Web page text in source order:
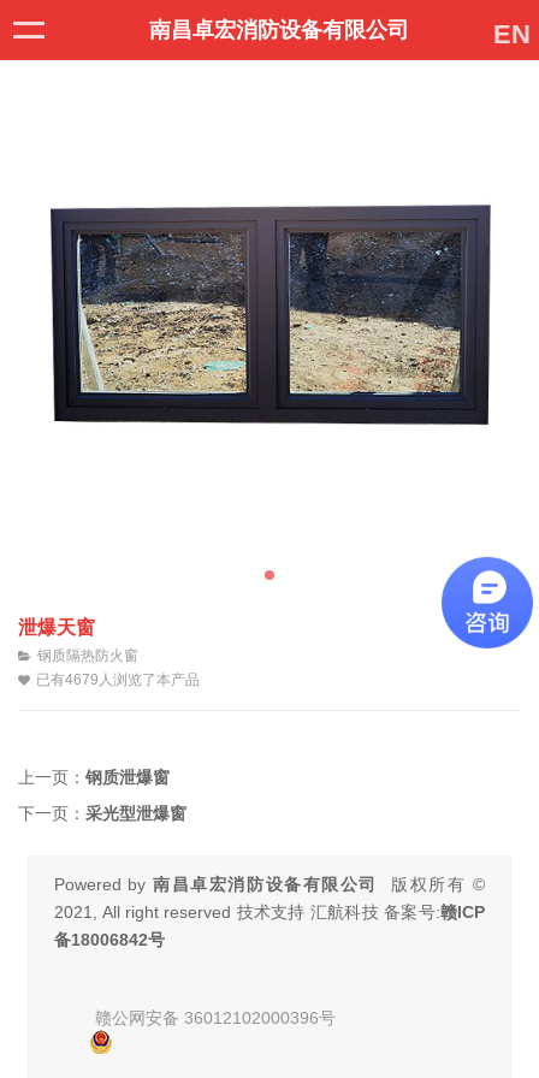
南昌卓宏消防设备有限公司 EN
泄爆天窗
钢质隔热防火窗
已有4679人浏览了本产品
上一页： 钢质泄爆窗
下一页： 采光型泄爆窗
Powered by 南昌卓宏消防设备有限公司
版权所有 ©
2021, All right reserved 技术支持 汇航科技 备案号:赣ICP
备18006842号
赣公网安备 36012102000396号